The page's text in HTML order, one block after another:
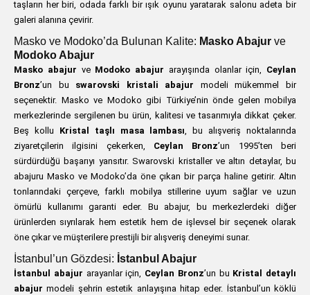
taşların her biri, odada farklı bir ışık oyunu yaratarak salonu adeta bir
galeri alanına çevirir.
Masko ve Modoko’da Bulunan Kalite: Masko Abajur ve
Modoko Abajur
Masko abajur ve Modoko abajur arayışında olanlar için, Ceylan
Bronz’un bu swarovski kristali abajur modeli mükemmel bir
seçenektir. Masko ve Modoko gibi Türkiye’nin önde gelen mobilya
merkezlerinde sergilenen bu ürün, kalitesi ve tasarımıyla dikkat çeker.
Beş kollu Kristal taşlı masa lambası, bu alışveriş noktalarında
ziyaretçilerin ilgisini çekerken, Ceylan Bronz’un 1995’ten beri
sürdürdüğü başarıyı yansıtır. Swarovski kristaller ve altın detaylar, bu
abajuru Masko ve Modoko’da öne çıkan bir parça haline getirir. Altın
tonlarındaki çerçeve, farklı mobilya stillerine uyum sağlar ve uzun
ömürlü kullanımı garanti eder. Bu abajur, bu merkezlerdeki diğer
ürünlerden sıyrılarak hem estetik hem de işlevsel bir seçenek olarak
öne çıkar ve müşterilere prestijli bir alışveriş deneyimi sunar.
İstanbul’un Gözdesi: İstanbul Abajur
İstanbul abajur arayanlar için, Ceylan Bronz’un bu Kristal detaylı
abajur modeli şehrin estetik anlayışına hitap eder. İstanbul’un köklü